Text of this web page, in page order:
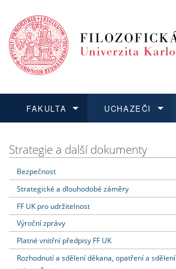
FAKULTA
Dozvědět se více
UCHAZEČI
Podat přihlášku
Dozvědět se více
Dozvědět se více
Dozvědět se více
Strategie a další dokumenty
Bezpečnost
Strategické a dlouhodobé záměry
FF UK pro udržitelnost
Výroční zprávy
Platné vnitřní předpisy FF UK
Rozhodnutí a sdělení děkana, opatření a sdělení